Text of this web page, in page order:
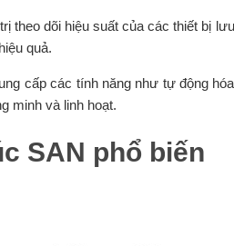
theo dõi hiệu suất của các thiết bị
quả.
cấp các tính năng như tự động
minh và linh hoạt.
SAN phổ biến